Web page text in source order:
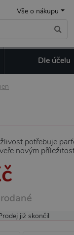
Vše o nákupu
Dle účelu
potřebuje
novým
již skončil